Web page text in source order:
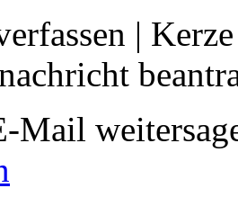
|
Mail